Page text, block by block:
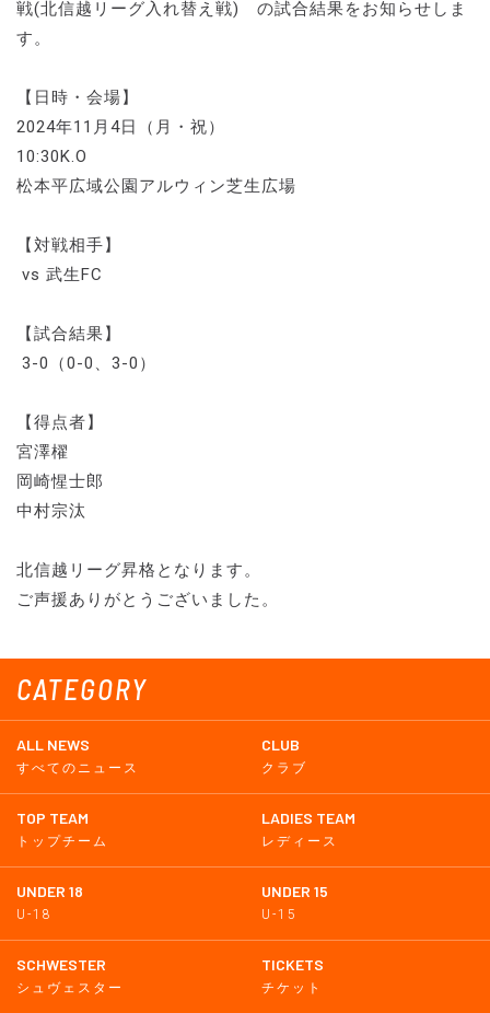
CATEGORY
ALL NEWS
すべてのニュース
CLUB
クラブ
TOP TEAM
トップチーム
LADIES TEAM
レディース
UNDER 18
U-18
UNDER 15
U-15
SCHWESTER
シュヴェスター
TICKETS
チケット
戦(北信越リーグ入れ替え戦) の試合結果をお知らせしま
す。
【日時・会場】
2024年11月4日（月・祝）
10:30K.O
松本平広域公園アルウィン芝生広場
【対戦相手】
vs 武生FC
【試合結果】
3-0（0-0、3-0）
【得点者】
宮澤櫂
岡崎惺士郎
中村宗汰
北信越リーグ昇格となります。
ご声援ありがとうございました。